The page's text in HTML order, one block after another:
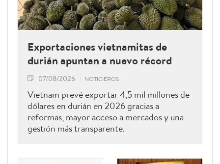
Exportaciones vietnamitas de
durián apuntan a nuevo récord
07/08/2026 NOTICIEROS
Vietnam prevé exportar 4,5 mil millones de
dólares en durián en 2026 gracias a
reformas, mayor acceso a mercados y una
gestión más transparente.